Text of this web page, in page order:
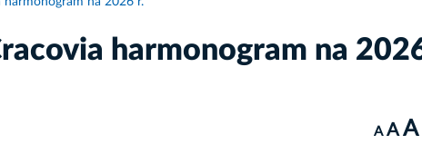
harmonogram na
A A A